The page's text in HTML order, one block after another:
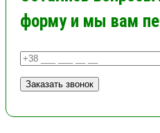
форму и мы вам